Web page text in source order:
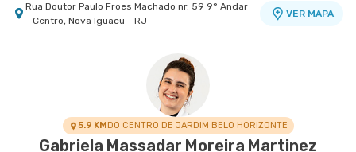
Rua Doutor Paulo Froes Machado nr. 59 9° Andar
- Centro, Nova Iguacu - RJ
VER MAPA
Rua Almirante Baltazar nr. 467 2° Andar - Sao
Cristovao, Rio de Janeiro - RJ
5.9 KMDO CENTRO DE JARDIM BELO HORIZONTE
Gabriela Massadar Moreira Martinez